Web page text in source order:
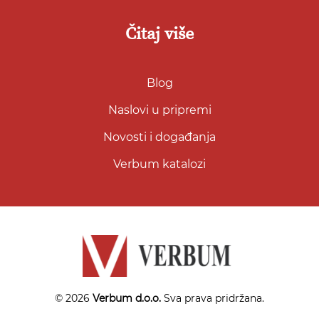
Čitaj više
Blog
Naslovi u pripremi
Novosti i događanja
Verbum katalozi
© 2026 Verbum d.o.o. Sva prava pridržana.